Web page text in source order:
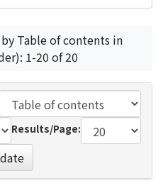
Table of contents in
1-20 of 20
Results/Page: